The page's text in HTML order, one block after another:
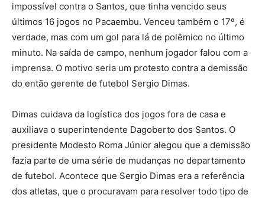
impossível contra o Santos, que tinha vencido seus
últimos 16 jogos no Pacaembu. Venceu também o 17º, é
verdade, mas com um gol para lá de polêmico no último
minuto. Na saída de campo, nenhum jogador falou com a
imprensa. O motivo seria um protesto contra a demissão
do então gerente de futebol Sergio Dimas.
Dimas cuidava da logística dos jogos fora de casa e
auxiliava o superintendente Dagoberto dos Santos. O
presidente Modesto Roma Júnior alegou que a demissão
fazia parte de uma série de mudanças no departamento
de futebol. Acontece que Sergio Dimas era a referência
dos atletas, que o procuravam para resolver todo tipo de